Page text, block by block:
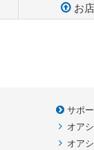
お
サポ
オア
オア